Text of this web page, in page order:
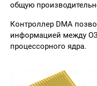
общую
Контроллер DMA
информацией между
процессорного ядра.